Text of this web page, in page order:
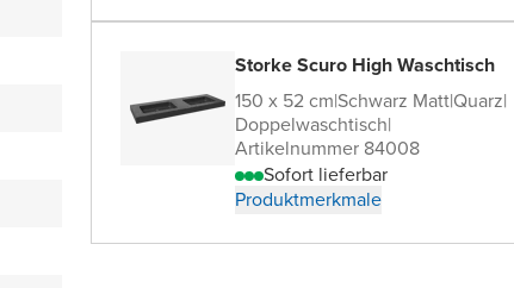
Storke Scuro High Waschtisch
150 x 52 cm|Schwarz Matt|Quarz|
Doppelwaschtisch|
Artikelnummer 84008
Sofort lieferbar
Produktmerkmale